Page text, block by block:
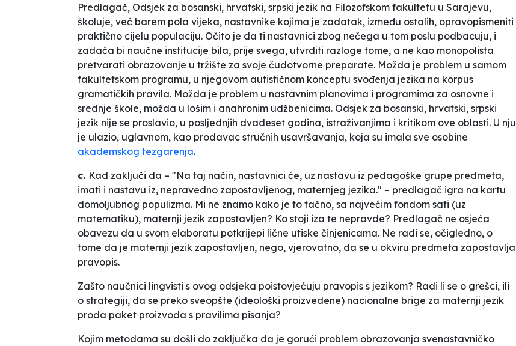
Predlagač, Odsjek za bosanski, hrvatski, srpski jezik na Filozofskom fakultetu u Sarajevu,
školuje, već barem pola vijeka, nastavnike kojima je zadatak, između ostalih, opravopismeniti
praktično cijelu populaciju. Očito je da ti nastavnici zbog nečega u tom poslu podbacuju, i
zadaća bi naučne institucije bila, prije svega, utvrditi razloge tome, a ne kao monopolista
pretvarati obrazovanje u tržište za svoje čudotvorne preparate. Možda je problem u samom
fakultetskom programu, u njegovom autističnom konceptu svođenja jezika na korpus
gramatičkih pravila. Možda je problem u nastavnim planovima i programima za osnovne i
srednje škole, možda u lošim i anahronim udžbenicima. Odsjek za bosanski, hrvatski, srpski
jezik nije se proslavio, u posljednjih dvadeset godina, istraživanjima i kritikom ove oblasti. U nju
je ulazio, uglavnom, kao prodavac stručnih usavršavanja, koja su imala sve osobine
akademskog tezgarenja.
c. Kad zaključi da – "Na taj način, nastavnici će, uz nastavu iz pedagoške grupe predmeta,
imati i nastavu iz, nepravedno zapostavljenog, maternjeg jezika." – predlagač igra na kartu
domoljubnog populizma. Mi ne znamo kako je to tačno, sa najvećim fondom sati (uz
matematiku), maternji jezik zapostavljen? Ko stoji iza te nepravde? Predlagač ne osjeća
obavezu da u svom elaboratu potkrijepi lične utiske činjenicama. Ne radi se, očigledno, o
tome da je maternji jezik zapostavljen, nego, vjerovatno, da se u okviru predmeta zapostavlja
pravopis.
Zašto naučnici lingvisti s ovog odsjeka poistovjećuju pravopis s jezikom? Radi li se o grešci, ili
o strategiji, da se preko sveopšte (ideološki proizvedene) nacionalne brige za maternji jezik
proda paket proizvoda s pravilima pisanja?
Kojim metodama su došli do zaključka da je gorući problem obrazovanja svenastavničko